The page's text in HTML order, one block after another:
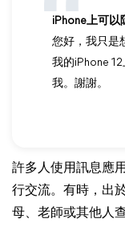
iPhone上可以
您好，我只是
我的iPhone
我。謝謝。
許多人使用訊息應
行交流。有時，出
母、老師或其他人